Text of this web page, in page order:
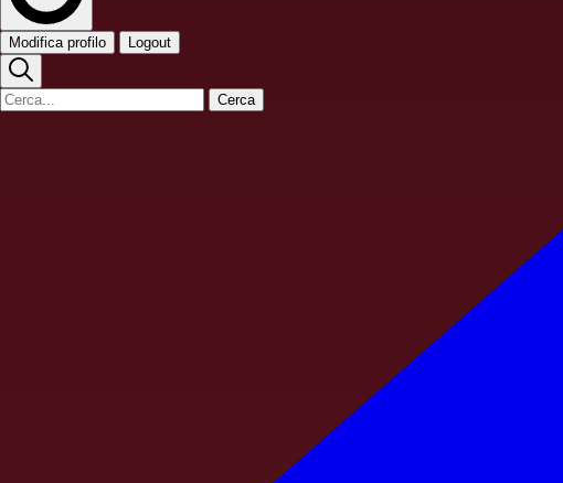
Modifica profilo Logout
Cerca